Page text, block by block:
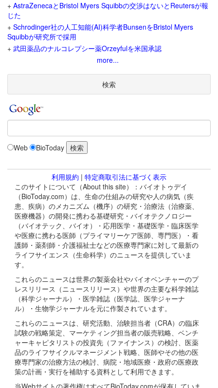
+ AstraZenecaとBristol Myers Squibbの交渉はないとReutersが報
じた
+ Schrodinger社の人工知能(AI)科学者BunsenをBristol Myers
Squibbが研究所で採用
+ 武田薬品のナルコレプシー薬Orzeyfulを米国承認
more...
検索
Web BioToday
利用規約 | 特定商取引法に基づく表示
このサイトについて（About this site）：バイオトゥデイ
（BioToday.com）は、生命の仕組みの研究や人の病気（疾
患、疾病）のメカニズム（機序）の研究・治療法（治療薬、
医療機器）の開発に携わる基礎研究・バイオテクノロジー
（バイオテック、バイオ）・応用医学・基礎医学・臨床医学
や医療に携わる医師（プライマリーケア医師、専門医）・看
護師・薬剤師・介護福祉士などの医療専門家に対して最新の
ライフサイエンス（生命科学）のニュースを提供していま
す。
これらのニュースは世界の製薬会社やバイオベンチャーのプ
レスリリース（ニュースリリース）や世界の主要な科学雑誌
（科学ジャーナル）・医学雑誌（医学誌、医学ジャーナ
ル）・生物学ジャーナルを元に作製されています。
これらのニュースは、研究活動、治験担当者（CRA）の臨床
試験の戦略策定、マーケティング担当者の販売戦略、ベンチ
ャーキャピタリストの投資先（ファイナンス）の検討、医薬
品のライフサイクルマネージメント戦略、医師やその他の医
療専門家の治療方法の検討、病院・地域医療・政府の医療政
策の計画・実行を補助する資料として利用できます。